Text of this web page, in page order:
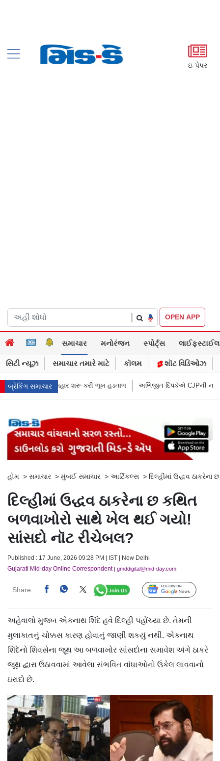
ઇ-પેપર
OPEN APP
સમાચાર મનોરંજન સ્પોર્ટ્સ લાઈફસ્ટાઈલ
સિટી ન્યૂઝ સમાચાર તમારે માટે કૉલમ શૉટ વિડિઓઝ
બ્રેકિંગ સમાચારઅભિજીત દિપકેએ CJPની નવી નીતિ જાહેર કરી, સપ્ટેમ્બરથી
હોમ > સમાચાર > મુંબઈ સમાચાર > આર્ટિકલ્સ > દિલ્હીમાં ઉદ્ધવ
દિલ્હીમાં ઉદ્ધવ ઠાકરેના છ કથિત
બળવાખોરો સાથે ખેલ થઈ ગયો!
સાંસદો નૉટ રીચેબલ?
Published : 17 June, 2026 09:28 PM | IST | New Delhi
Gujarati Mid-day Online Correspondent| gmddigital@mid-day.com
Share: Follow Us
અહેવાલો મુજબ એકનાથ શિંદે હવે દિલ્હી પહોંચ્યા છે. તેમની
મુલાકાતનું ચોક્કસ કારણ હોવાનું જાણી શકયું નથી. એકનાથ
શિંદેનો શિવસેના જૂથ આ બળવાખોર સાંસદોના સમાવેશ અંગે ઠાકરે
જૂથ દ્વારા ઉઠાવવામાં આવેલા સંભવિત વાંધાઓનો ઉકેલ લાવવાનો
ઇરાદો છે.